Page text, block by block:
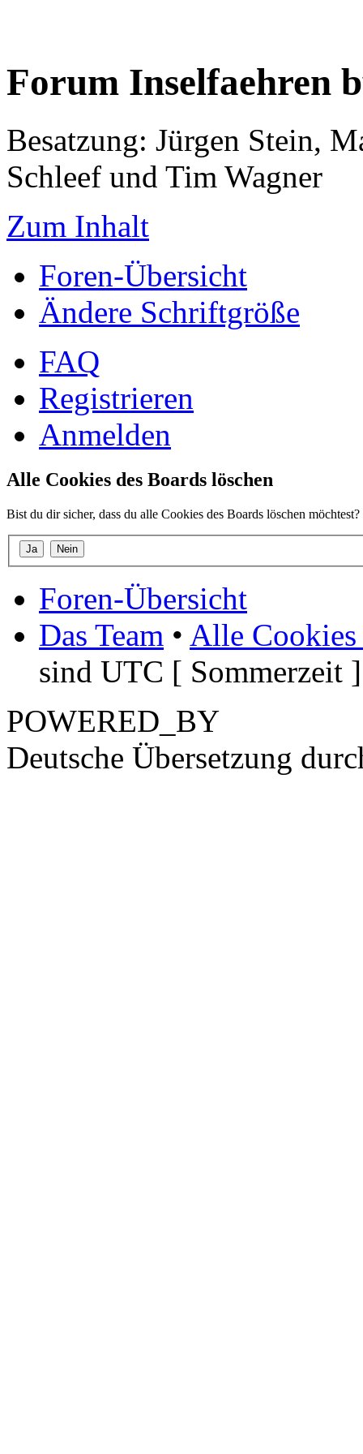
Forum Inselfaehren
Besatzung: Jürgen Stein,
Schleef und Tim Wagner
Zum Inhalt
Foren-Übersicht
Ändere Schriftgröße
FAQ
Registrieren
Anmelden
Alle Cookies des Boards löschen
Bist du dir sicher, dass du alle Cookies des Boards löschen möchtest?
Foren-Übersicht
Das Team • Alle Cookies
sind UTC [ Sommerzeit ]
POWERED_BY
Deutsche Übersetzung